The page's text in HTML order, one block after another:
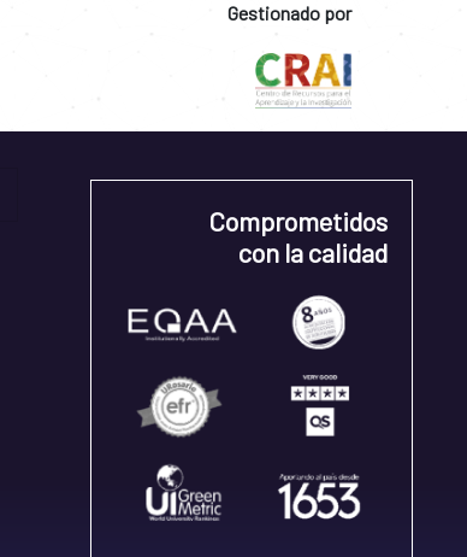
Gestionado por
Comprometidos
con la calidad